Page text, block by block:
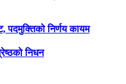
पदमुक्तिको निर्णय कायम
निधन